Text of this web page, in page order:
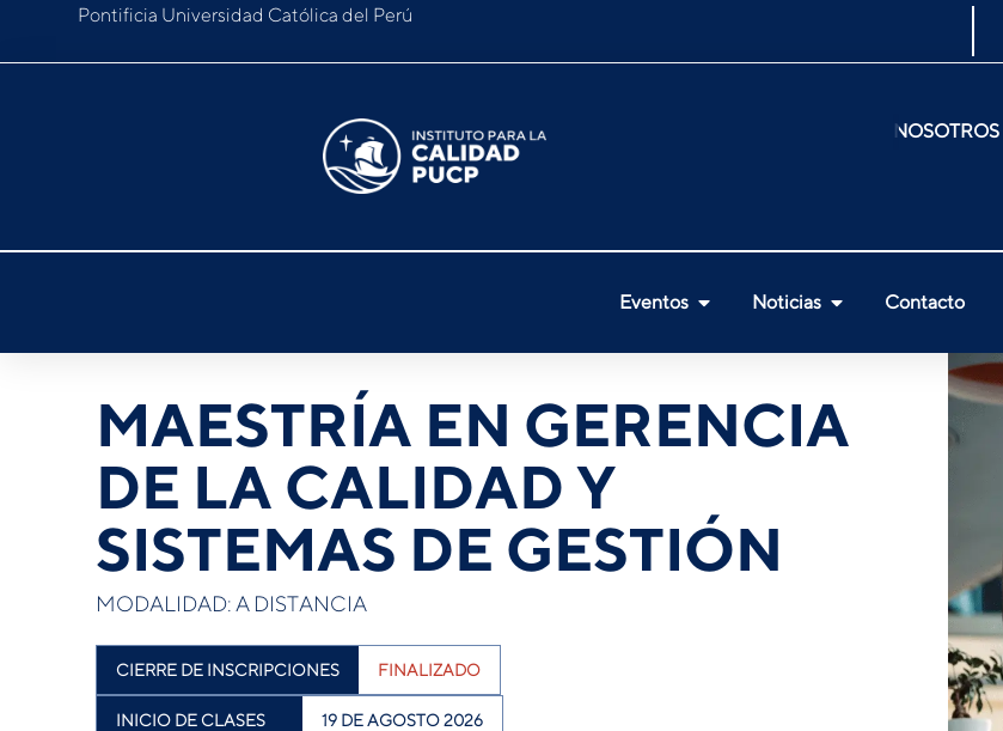
Pontificia Universidad Católica del Perú
NOSOTROS
Eventos Noticias Contacto
MAESTRÍA EN GERENCIA
DE LA CALIDAD Y
SISTEMAS DE GESTIÓN
MODALIDAD: A DISTANCIA
CIERRE DE INSCRIPCIONES FINALIZADO
INICIO DE CLASES 19 DE AGOSTO 2026